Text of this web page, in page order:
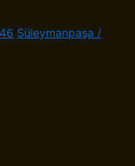
Süleymanpaşa /